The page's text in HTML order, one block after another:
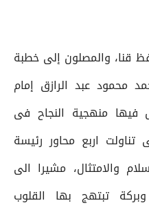
قنا، والمصلون إلى خطبة
محمود عبد الرازق إمام
فيها منهجية النجاح فى
تناولت اربع محاور رئيسة
والامتثال، مشيرا الى
تبتهج بها القلوب